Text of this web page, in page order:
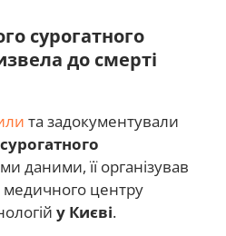
сурогатного
до смерті
та задокументували
даними, її організував
медичного центру
у Києві.